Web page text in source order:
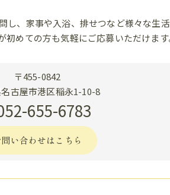
し、家事や入浴、排せつなど様々な生
初めての方も気軽にご応募いただけま
〒455-0842
古屋市港区稲永1-10-8
655-6783
い合わせはこちら